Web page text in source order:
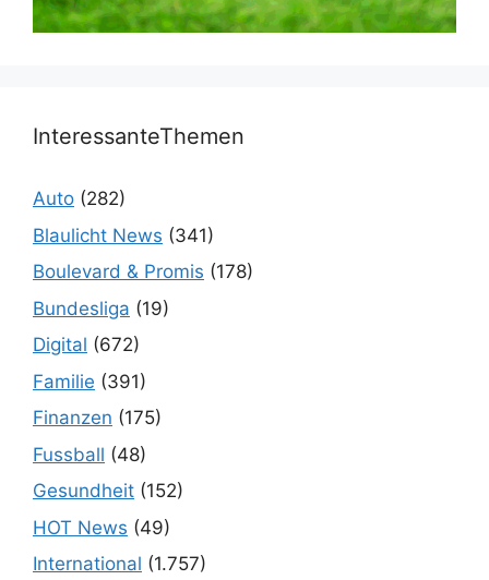
InteressanteThemen
Auto (282)
Blaulicht News (341)
Boulevard & Promis (178)
Bundesliga (19)
Digital (672)
Familie (391)
Finanzen (175)
Fussball (48)
Gesundheit (152)
HOT News (49)
International (1.757)